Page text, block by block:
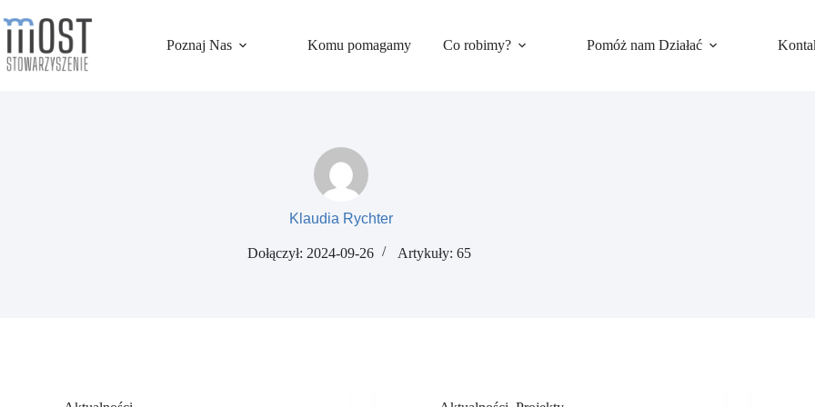
do
Poznaj Nas Komu pomagamy Co robimy? Pomóż nam Działać
Klaudia Rychter
Dołączył: 2024-09-26 Artykuły: 65